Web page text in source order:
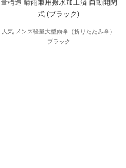
量構造 晴雨兼用撥水加工済 自動開閉
式 (ブラック)
人気 メンズ軽量大型雨傘（折りたたみ傘）
ブラック